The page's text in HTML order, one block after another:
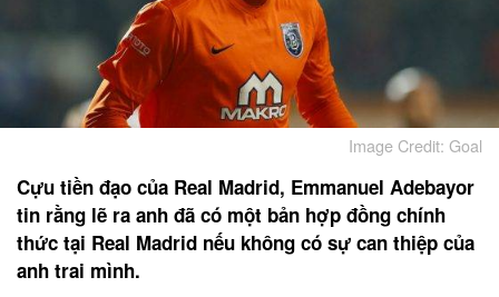
Image Credit: Goal
Cựu tiền đạo của Real Madrid, Emmanuel Adebayor
tin rằng lẽ ra anh đã có một bản hợp đồng chính
thức tại Real Madrid nếu không có sự can thiệp của
anh trai mình.